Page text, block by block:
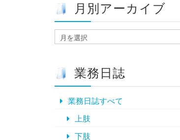
月別アーカイブ
別
カ
業務日誌
業務日誌すべて
上肢
下肢